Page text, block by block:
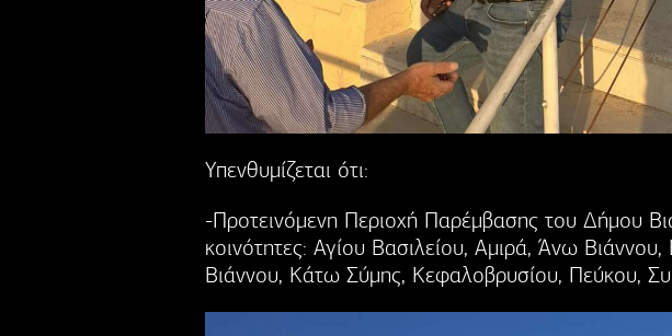
Υπενθυμίζεται ότι:
-Προτεινόμενη Περιοχή Παρέμβασης του Δήμου
κοινότητες: Αγίου Βασιλείου, Αμιρά, Άνω
Βιάννου, Κάτω Σύμης, Κεφαλοβρυσίου, Πεύκου,